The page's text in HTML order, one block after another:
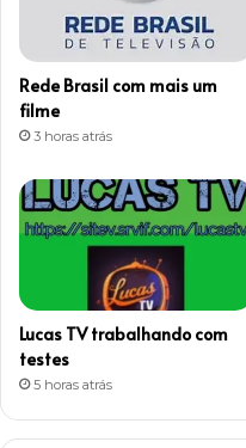
Rede Brasil com mais um
filme
3 horas atrás
Lucas TV trabalhando com
testes
5 horas atrás